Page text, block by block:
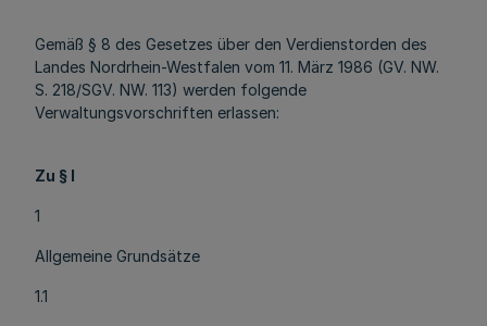
Gemäß § 8 des Gesetzes über den Verdienstorden des
Landes Nordrhein-Westfalen vom 11. März 1986 (GV. NW.
S. 218/SGV. NW. 113) werden folgende
Verwaltungsvorschriften erlassen:
Zu § l
1
Allgemeine Grundsätze
1.1